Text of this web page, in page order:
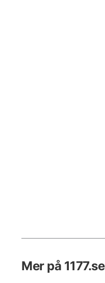
Mer på 1177.se